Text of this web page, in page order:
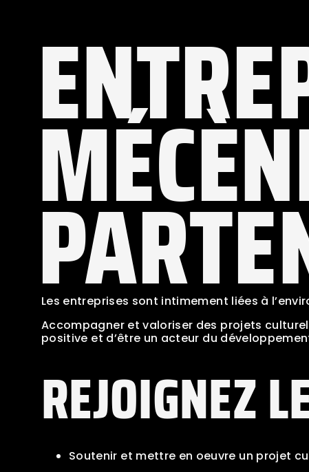
Les entreprises sont intimement liées à
Accompagner et valoriser des projets
positive et d’être un acteur du
REJOIGNEZ
Soutenir et mettre en oeuvre un projet